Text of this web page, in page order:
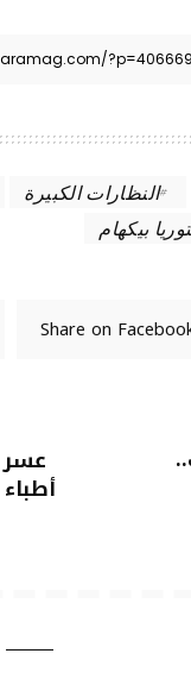
النظارات الكبيرة
بيكهام
Share on
عسر